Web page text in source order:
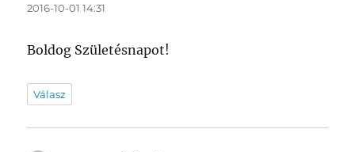
2016-10-01 14:31
Boldog Születésnapot!
Válasz